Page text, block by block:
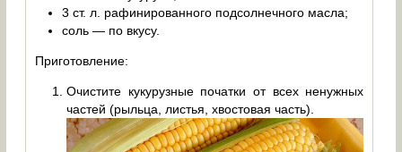
3 ст. л. рафинированного подсолнечного масла;
соль — по вкусу.
Приготовление:
Очистите кукурузные початки от всех ненужных
частей (рыльца, листья, хвостовая часть).